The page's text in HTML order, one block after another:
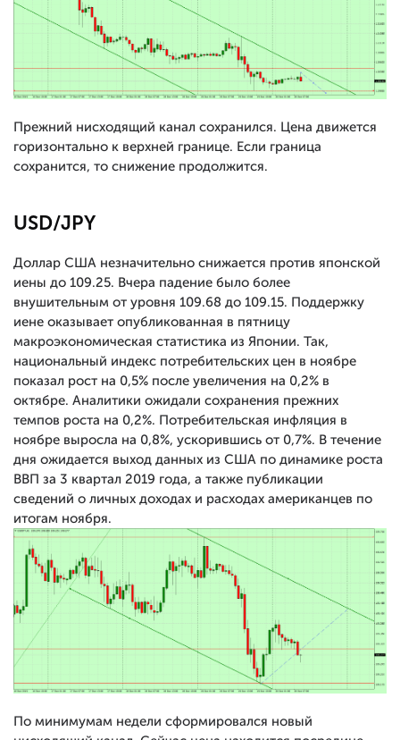
Прежний нисходящий канал сохранился. Цена движется
горизонтально к верхней границе. Если граница
сохранится, то снижение продолжится.
USD/JPY
Доллар США незначительно снижается против японской
иены до 109.25. Вчера падение было более
внушительным от уровня 109.68 до 109.15. Поддержку
иене оказывает опубликованная в пятницу
макроэкономическая статистика из Японии. Так,
национальный индекс потребительских цен в ноябре
показал рост на 0,5% после увеличения на 0,2% в
октябре. Аналитики ожидали сохранения прежних
темпов роста на 0,2%. Потребительская инфляция в
ноябре выросла на 0,8%, ускорившись от 0,7%. В течение
дня ожидается выход данных из США по динамике роста
ВВП за 3 квартал 2019 года, а также публикации
сведений о личных доходах и расходах американцев по
итогам ноября.
По минимумам недели сформировался новый